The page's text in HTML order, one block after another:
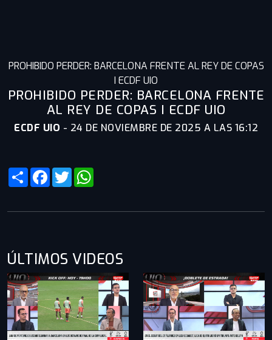
PROHIBIDO PERDER: BARCELONA FRENTE AL REY DE COPAS
I ECDF UIO
PROHIBIDO PERDER: BARCELONA FRENTE
AL REY DE COPAS I ECDF UIO
ECDF UIO - 24 DE NOVIEMBRE DE 2025 A LAS 16:12
ShareFacebook
Twitter
ÚLTIMOS VIDEOS